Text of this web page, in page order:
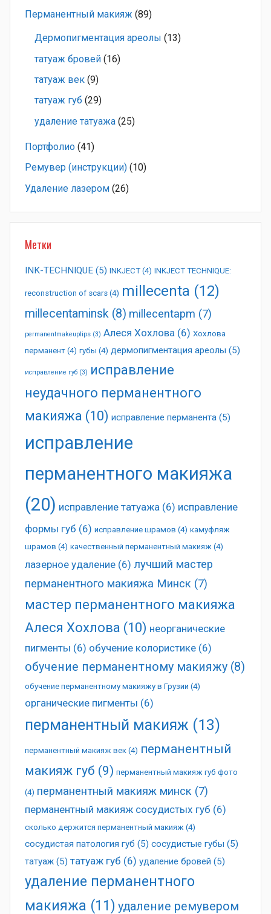
Перманентный макияж (89)
Дермопигментация ареолы (13)
татуаж бровей (16)
татуаж век (9)
татуаж губ (29)
удаление татуажа (25)
Портфолио (41)
Ремувер (инструкции) (10)
Удаление лазером (26)
Метки
INK-TECHNIQUE (5) INKJECT (4) INKJECT TECHNIQUE:
reconstruction of scars (4) millecenta (12)
millecentaminsk (8) millecentapm (7)
permanentmakeuplips (3) Алеся Хохлова (6) Хохлова
перманент (4) губы (4) дермопигментация ареолы (5)
исправление губ (3) исправление
неудачного перманентного
макияжа (10) исправление перманента (5)
исправление
перманентного макияжа
(20) исправление татуажа (6) исправление
формы губ (6) исправление шрамов (4) камуфляж
шрамов (4) качественный перманентный макияж (4)
лазерное удаление (6) лучший мастер
перманентного макияжа Минск (7)
мастер перманентного макияжа
Алеся Хохлова (10) неорганические
пигменты (6) обучение колористике (6)
обучение перманентному макияжу (8)
обучение перманентному макияжу в Грузии (4)
органические пигменты (6)
перманентный макияж (13)
перманентный макияж век (4) перманентный
макияж губ (9) перманентный макияж губ фото
(4) перманентный макияж минск (7)
перманентный макияж сосудистых губ (6)
сколько держится перманентный макияж (4)
сосудистая патология губ (5) сосудистые губы (5)
татуаж (5) татуаж губ (6) удаление бровей (5)
удаление перманентного
макияжа (11) удаление ремувером